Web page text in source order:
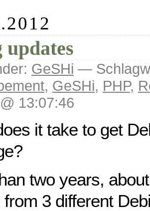
updates
GeSHi —
, GeSHi, PHP,
13:07:46
it take to get
two years,
from 3 different